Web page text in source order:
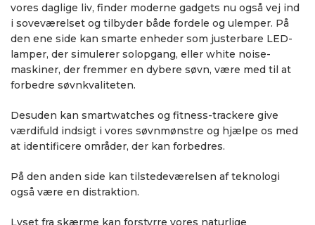
vores daglige liv, finder moderne gadgets nu også vej ind
i soveværelset og tilbyder både fordele og ulemper. På
den ene side kan smarte enheder som justerbare LED-
lamper, der simulerer solopgang, eller white noise-
maskiner, der fremmer en dybere søvn, være med til at
forbedre søvnkvaliteten.
Desuden kan smartwatches og fitness-trackere give
værdifuld indsigt i vores søvnmønstre og hjælpe os med
at identificere områder, der kan forbedres.
På den anden side kan tilstedeværelsen af teknologi
også være en distraktion.
Lyset fra skærme kan forstyrre vores naturlige